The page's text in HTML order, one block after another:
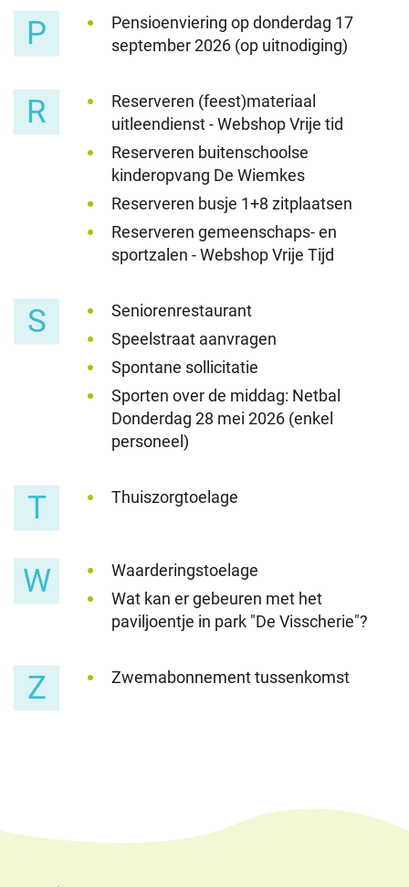
P
Pensioenviering op donderdag 17
september 2026 (op uitnodiging)
R
Reserveren (feest)materiaal
uitleendienst - Webshop Vrije tid
Reserveren buitenschoolse
kinderopvang De Wiemkes
Reserveren busje 1+8 zitplaatsen
Reserveren gemeenschaps- en
sportzalen - Webshop Vrije Tijd
S
Seniorenrestaurant
Speelstraat aanvragen
Spontane sollicitatie
Sporten over de middag: Netbal
Donderdag 28 mei 2026 (enkel
personeel)
T Thuiszorgtoelage
W
Waarderingstoelage
Wat kan er gebeuren met het
paviljoentje in park "De Visscherie"?
Z Zwemabonnement tussenkomst